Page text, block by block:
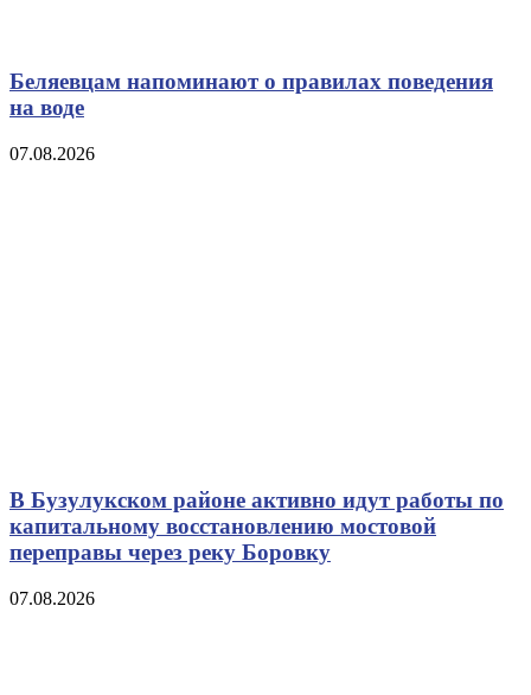
Беляевцам напоминают о правилах поведения
на воде
07.08.2026
В Бузулукском районе активно идут работы по
капитальному восстановлению мостовой
переправы через реку Боровку
07.08.2026